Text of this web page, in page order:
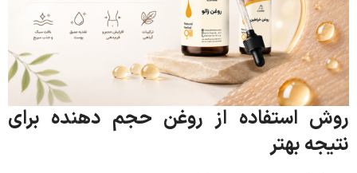
روش استفاده از روغن حجم دهنده برای
نتیجه بهتر